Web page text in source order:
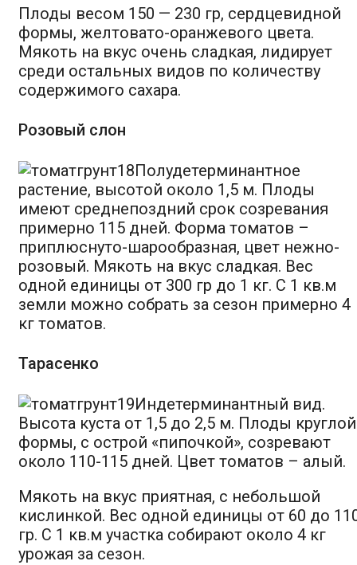
Плоды весом 150 — 230 гр, сердцевидной
формы, желтовато-оранжевого цвета.
Мякоть на вкус очень сладкая, лидирует
среди остальных видов по количеству
содержимого сахара.
Розовый слон
Полудетерминантное
растение, высотой около 1,5 м. Плоды
имеют среднепоздний срок созревания
примерно 115 дней. Форма томатов –
приплюснуто-шарообразная, цвет нежно-
розовый. Мякоть на вкус сладкая. Вес
одной единицы от 300 гр до 1 кг. С 1 кв.м
земли можно собрать за сезон примерно 4
кг томатов.
Тарасенко
Индетерминантный вид.
Высота куста от 1,5 до 2,5 м. Плоды круглой
формы, с острой «пипочкой», созревают
около 110-115 дней. Цвет томатов – алый.
Мякоть на вкус приятная, с небольшой
кислинкой. Вес одной единицы от 60 до
гр. С 1 кв.м участка собирают около 4 кг
урожая за сезон.